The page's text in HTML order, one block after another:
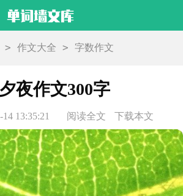
> 作文大全 > 字数作文
夜作文300字
13:35:21 阅读全文 下载本文